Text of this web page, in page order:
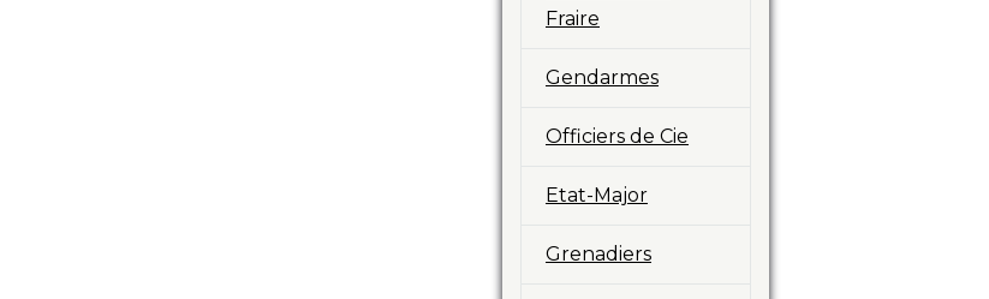
Fraire
Gendarmes
Officiers de Cie
Etat-Major
Grenadiers